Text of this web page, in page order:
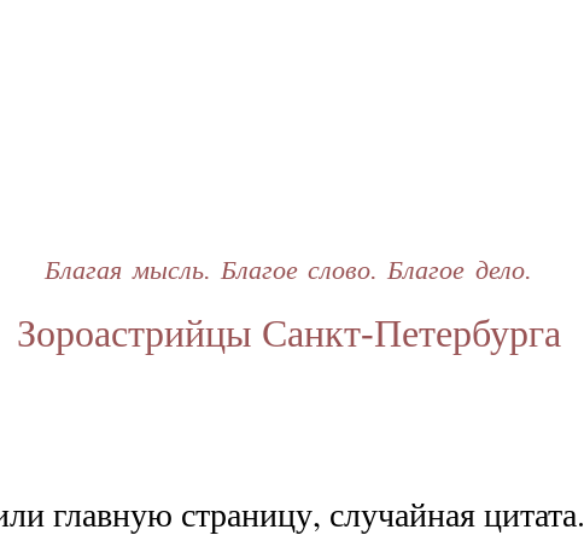
Зороастрийцы Санкт-Петербурга
Благая мысль. Благое слово. Благое дело.
главную страницу, случайная цитата.